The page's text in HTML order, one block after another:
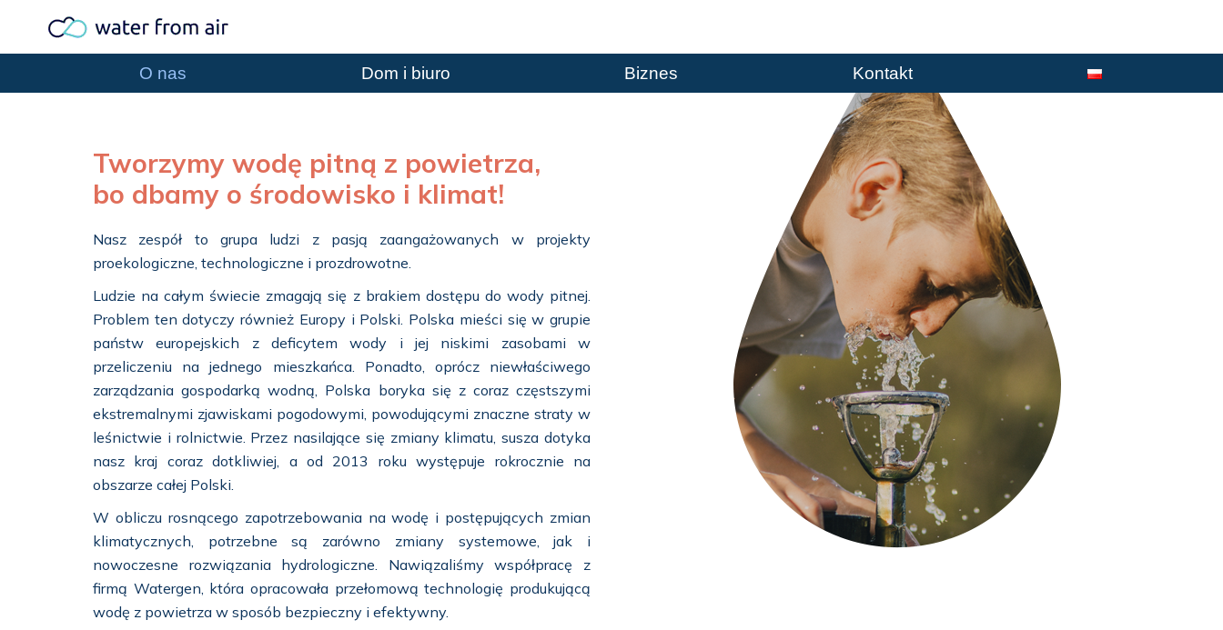
O nas Dom i biuro Biznes Kontakt
Tworzymy wodę pitną z powietrza,
bo dbamy o środowisko i klimat!
Nasz zespół to grupa ludzi z pasją zaangażowanych w projekty
proekologiczne, technologiczne i prozdrowotne.
Ludzie na całym świecie zmagają się z brakiem dostępu do wody pitnej.
Problem ten dotyczy również Europy i Polski. Polska mieści się w grupie
państw europejskich z deficytem wody i jej niskimi zasobami w
przeliczeniu na jednego mieszkańca. Ponadto, oprócz niewłaściwego
zarządzania gospodarką wodną, Polska boryka się z coraz częstszymi
ekstremalnymi zjawiskami pogodowymi, powodującymi znaczne straty w
leśnictwie i rolnictwie. Przez nasilające się zmiany klimatu, susza dotyka
nasz kraj coraz dotkliwiej, a od 2013 roku występuje rokrocznie na
obszarze całej Polski.
W obliczu rosnącego zapotrzebowania na wodę i postępujących zmian
klimatycznych, potrzebne są zarówno zmiany systemowe, jak i
nowoczesne rozwiązania hydrologiczne. Nawiązaliśmy współpracę z
firmą Watergen, która opracowała przełomową technologię produkującą
wodę z powietrza w sposób bezpieczny i efektywny.